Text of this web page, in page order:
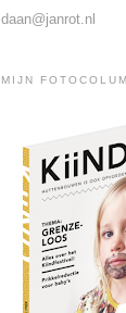
daan@janrot.nl
MIJN